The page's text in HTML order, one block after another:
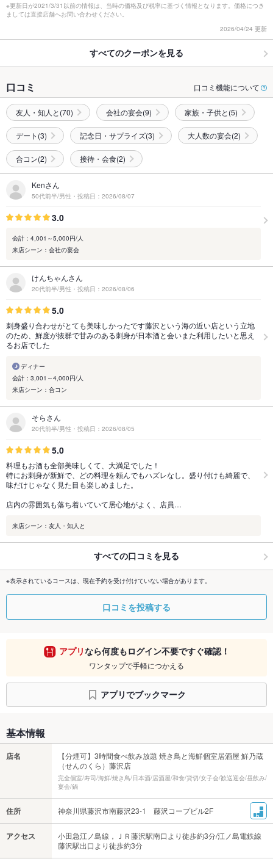
※更新日が2021/3/31以前の情報は、当時の価格及び税率に基づく情報となります。価格につき
ましては直接店舗へお問い合わせください。
2026/04/24 更新
すべてのクーポンを見る
口コミ 口コミ機能について
友人・知人と(70) 会社の宴会(9) 家族・子供と(5)
デート(3) 記念日・サプライズ(3) 大人数の宴会(2)
合コン(2) 接待・会食(2)
Kenさん
50代前半/男性・投稿日：2026/08/07
3.0
会計：4,001～5,000円/人
来店シーン：会社の宴会
けんちゃんさん
20代前半/男性・投稿日：2026/08/06
5.0
刺身盛り合わせがとても美味しかったです藤沢という海の近い店という立地
のため、鮮度が抜群で甘みのある刺身が日本酒と会いまた利用したいと思え
るお店でした
ディナー
会計：3,001～4,000円/人
来店シーン：合コン
そらさん
20代前半/男性・投稿日：2026/08/05
5.0
料理もお酒も全部美味しくて、大満足でした！
特にお刺身が新鮮で、どの料理を頼んでもハズレなし。盛り付けも綺麗で、
味だけじゃなく見た目も楽しめました。
店内の雰囲気も落ち着いていて居心地がよく、店員…
来店シーン：友人・知人と
すべての口コミを見る
※表示されているコースは、現在予約を受け付けていない場合があります。
口コミを投稿する
アプリなら何度もログイン不要ですぐ確認！
ワンタップで手軽につかえる
アプリでブックマーク
基本情報
店名
【分煙可】3時間食べ飲み放題 焼き鳥と海鮮個室居酒屋 鮮乃蔵
（せんのくら）藤沢店
完全個室/寿司/海鮮/焼き鳥/日本酒/居酒屋/和食/貸切/女子会/歓送迎会/昼飲み/
宴会/鍋
住所 神奈川県藤沢市南藤沢23-1 藤沢コープビル2F
アクセス
小田急江ノ島線，ＪＲ藤沢駅南口より徒歩約3分/江ノ島電鉄線
藤沢駅出口より徒歩約3分